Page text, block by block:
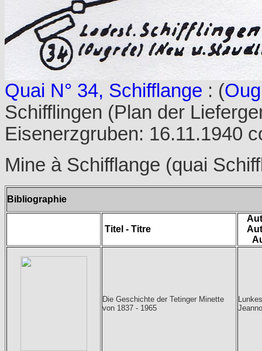
Quai N° 34, Schifflange : (
Schifflingen (Plan der
Eisenerzgruben: 16.11.1940
Mine à Schifflange (quai
Bibliographie
Titel - Titre
Die Geschichte der Tetinger Minette
von 1837 - 1965
Lunkes